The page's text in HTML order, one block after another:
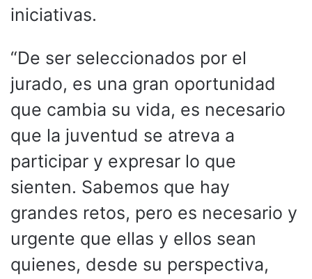
iniciativas.
“De ser seleccionados por el
jurado, es una gran oportunidad
que cambia su vida, es necesario
que la juventud se atreva a
participar y expresar lo que
sienten. Sabemos que hay
grandes retos, pero es necesario y
urgente que ellas y ellos sean
quienes, desde su perspectiva,